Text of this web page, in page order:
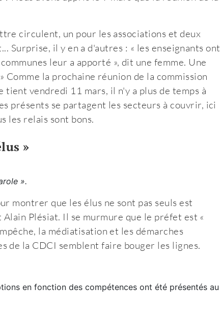
circulent, un pour les associations et deux
Surprise, il y en a d'autres : « les enseignants ont
leur a apporté », dit une femme. Une
Comme la prochaine réunion de la commission
vendredi 11 mars, il n'y a plus de temps à
présents se partagent les secteurs à couvrir, ici
les relais sont bons.
»
».
montrer que les élus ne sont pas seuls est
Plésiat. Il se murmure que le préfet est «
la médiatisation et les démarches
de la CDCI semblent faire bouger les lignes.
en fonction des compétences ont été présentés au